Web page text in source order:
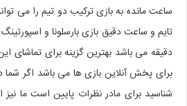
ساعت مانده به بازی ترکیب دو تیم را می
دقیقه می باشد بهترین گزینه برای تماشای
برای پخش آنلاین بازی ها می باشد اگر شما
شناسید برای مادر نظرات پایین است ما